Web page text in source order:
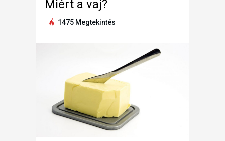
Miért a vaj?
1475 Megtekintés